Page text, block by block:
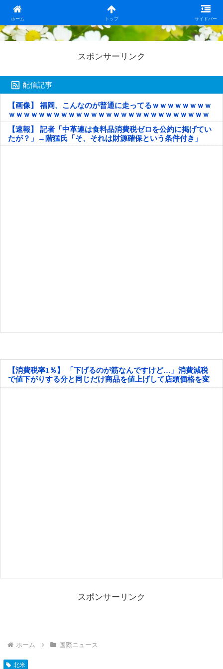
ホーム トップ サイドバー
日本第一！ニュース録
スポンサーリンク
配信記事
【画像】 福岡、こんなのが普通に走ってるｗｗｗｗｗｗｗｗ
ｗｗｗｗｗｗｗｗｗｗｗｗｗｗｗｗｗｗｗｗｗｗｗｗｗｗｗ
ｗｗｗｗｗ
【速報】 記者「中革連は食料品消費税ゼロを公約に掲げてい
たが？」→階猛氏「そ、それは財源確保という条件付き」
【消費税率1％】 「下げるのが筋なんですけど…」消費減税
で値下がりする分と同じだけ商品を値上げして店頭価格を変
えない店も
スポンサーリンク
ホーム 国際ニュース
北米